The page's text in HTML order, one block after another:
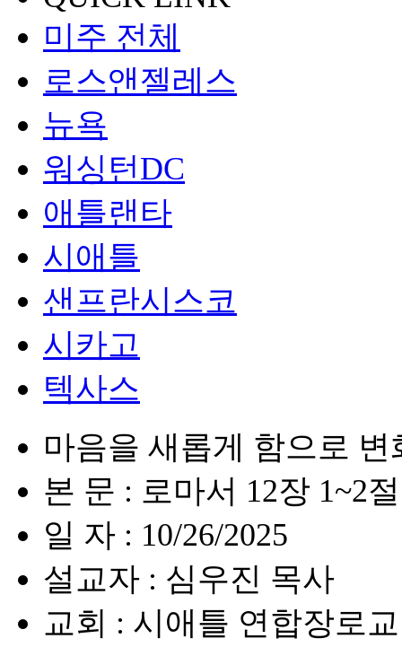
미주 전체
로스앤젤레스
뉴욕
워싱턴DC
애틀랜타
시애틀
샌프란시스코
시카고
텍사스
마음을 새롭게 함으로 변
본 문 : 로마서 12장 1~2절
일 자 : 10/26/2025
설교자 : 심우진 목사
교회 : 시애틀 연합장로